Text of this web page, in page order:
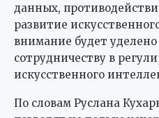
данных,
развитие
внимание будет
сотрудничеству в
искусственного
По словам Руслана